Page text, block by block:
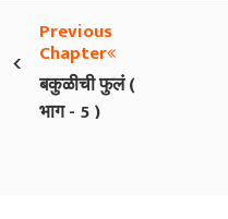
‹
Previous
Chapter
बकुळीची फुलं (
भाग - 5 )